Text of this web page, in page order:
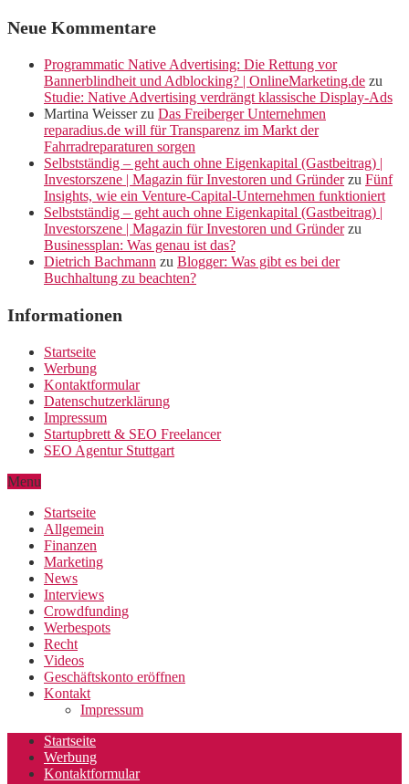
Neue Kommentare
Programmatic Native Advertising: Die Rettung vor
Bannerblindheit und Adblocking? | OnlineMarketing.de zu
Studie: Native Advertising verdrängt klassische Display-Ads
Martina Weisserzu Das Freiberger Unternehmen
reparadius.de will für Transparenz im Markt der
Fahrradreparaturen sorgen
Selbstständig – geht auch ohne Eigenkapital (Gastbeitrag) |
Investorszene | Magazin für Investoren und Gründerzu Fünf
Insights, wie ein Venture-Capital-Unternehmen funktioniert
Selbstständig – geht auch ohne Eigenkapital (Gastbeitrag) |
Investorszene | Magazin für Investoren und Gründerzu
Businessplan: Was genau ist das?
Dietrich Bachmann zu Blogger: Was gibt es bei der
Buchhaltung zu beachten?
Informationen
Startseite
Werbung
Kontaktformular
Datenschutzerklärung
Impressum
Startupbrett & SEO Freelancer
SEO Agentur Stuttgart
Menu
Startseite
Allgemein
Finanzen
Marketing
News
Interviews
Crowdfunding
Werbespots
Recht
Videos
Geschäftskonto eröffnen
Kontakt
Impressum
Startseite
Werbung
Kontaktformular